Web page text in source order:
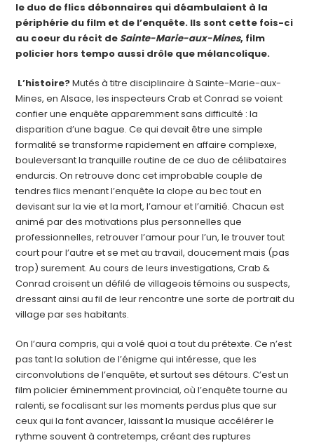
le duo de flics débonnaires qui déambulaient à la
périphérie du film et de l’enquête. Ils sont cette fois-ci
au coeur du récit de Sainte-Marie-aux-Mines, film
policier hors tempo aussi drôle que mélancolique.
L’histoire?Mutés à titre disciplinaire à Sainte-Marie-aux-
Mines, en Alsace, les inspecteurs Crab et Conrad se voient
confier une enquête apparemment sans difficulté : la
disparition d’une bague. Ce qui devait être une simple
formalité se transforme rapidement en affaire complexe,
bouleversant la tranquille routine de ce duo de célibataires
endurcis. On retrouve donc cet improbable couple de
tendres flics menant l’enquête la clope au bec tout en
devisant sur la vie et la mort, l’amour et l’amitié. Chacun est
animé par des motivations plus personnelles que
professionnelles, retrouver l’amour pour l’un, le trouver tout
court pour l’autre et se met au travail, doucement mais (pas
trop) surement. Au cours de leurs investigations, Crab &
Conrad croisent un défilé de villageois témoins ou suspects,
dressant ainsi au fil de leur rencontre une sorte de portrait du
village par ses habitants.
On l’aura compris, qui a volé quoi a tout du prétexte. Ce n’est
pas tant la solution de l’énigme qui intéresse, que les
circonvolutions de l’enquête, et surtout ses détours. C’est un
film policier éminemment provincial, où l’enquête tourne au
ralenti, se focalisant sur les moments perdus plus que sur
ceux qui la font avancer, laissant la musique accélérer le
rythme souvent à contretemps, créant des ruptures